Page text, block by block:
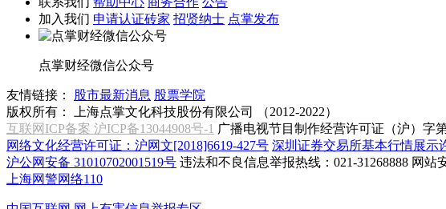
加入我们 申请认证砖家 招贤纳士 点掌发布
点掌财经微信公众号
友情链接： 股市最新消息 股票学院
版权所有：
上海点掌文化科技股份有限公司 （2012-2022）
互联网ICP备案 沪ICP备13044908号-1 广播电视节目制作经营许可证（沪）字
网络文化经营许可证：沪网文[2018]6619-427号 深圳证券交易所基本行情展示
沪公网安备 31010702001519号 违法和不良信息举报热线：021-31268888 网站
上海网警网络110